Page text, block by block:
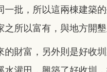
批，所以這兩棟建築
所以富有，與地方開墾
財富，另外則是好收